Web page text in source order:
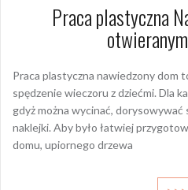
Praca plastyczna
Praca plastyczna nawiedzony dom
spędzenie wieczoru z dziećmi. Dla
gdyż można wycinać, dorysowywać
naklejki. Aby było łatwiej
domu, upiornego drzewa